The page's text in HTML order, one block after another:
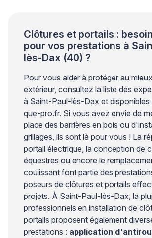
Clôtures et portails :
pour vos prestations à
lès-Dax (40) ?
Pour vous aider à protéger au
extérieur, consultez la liste des
à Saint-Paul-lès-Dax et disponibles
que-pro.fr. Si vous avez envie de
place des barrières en bois ou
grillages, ils sont là pour vous ! La
portail électrique, la conception de
équestres ou encore le
coulissant font partie des
poseurs de clôtures et portails
projets. À Saint-Paul-lès-Dax, la
professionnels en installation de
portails proposent également
prestations : application